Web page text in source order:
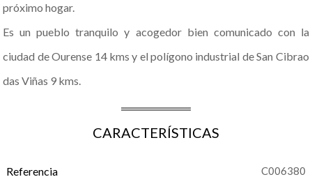
próximo hogar.
Es un pueblo tranquilo y acogedor bien comunicado con la
ciudad de Ourense 14 kms y el polígono industrial de San Cibrao
das Viñas 9 kms.
CARACTERÍSTICAS
Referencia C006380